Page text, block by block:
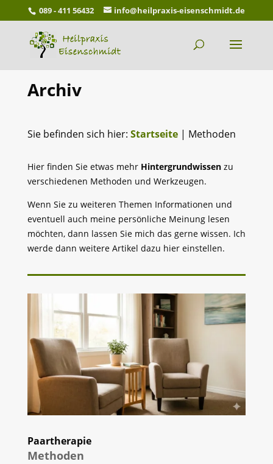
089 - 411 56432 info@heilpraxis-eisenschmidt.de
Archiv
Sie befinden sich hier: Startseite| Methoden
Hier finden Sie etwas mehr Hintergrundwissenzu
verschiedenen Methoden und Werkzeugen.
Wenn Sie zu weiteren Themen Informationen und
eventuell auch meine persönliche Meinung lesen
möchten, dann lassen Sie mich das gerne wissen. Ich
werde dann weitere Artikel dazu hier einstellen.
Paartherapie
Methoden